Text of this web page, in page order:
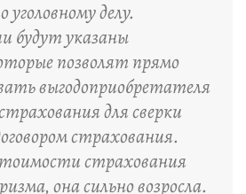
делу.
будут указаны
позволят прямо
выгодоприобретателя
для сверки
страхования.
страхования
она сильно возросла.